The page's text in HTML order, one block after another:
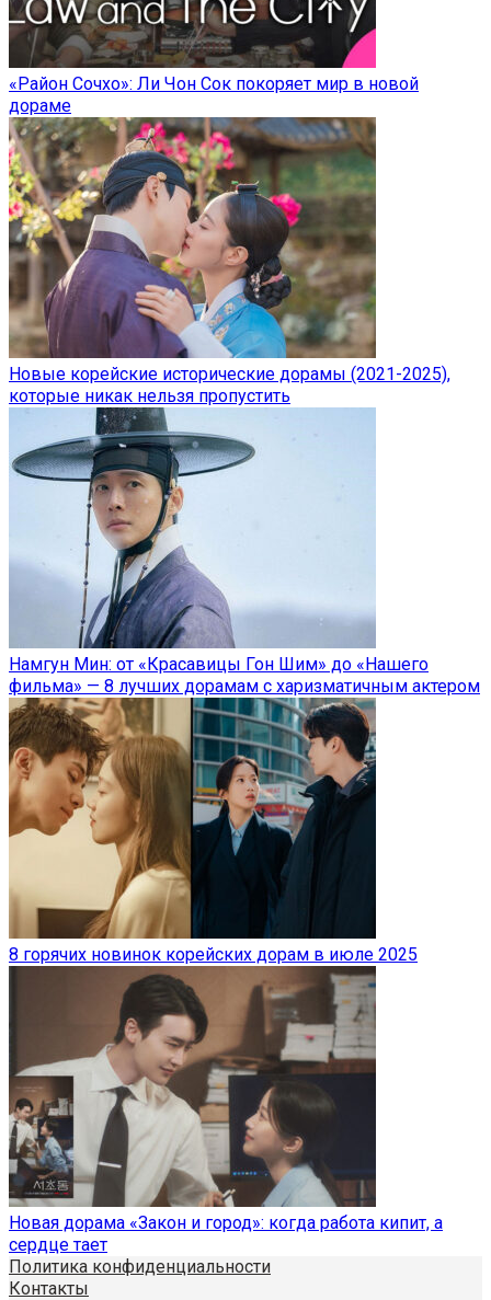
«Район Сочхо»: Ли Чон Сок покоряет мир в новой
дораме
Новые корейские исторические дорамы (2021-2025),
которые никак нельзя пропустить
Намгун Мин: от «Красавицы Гон Шим» до «Нашего
фильма» — 8 лучших дорамам с харизматичным актером
8 горячих новинок корейских дорам в июле 2025
Новая дорама «Закон и город»: когда работа кипит, а
сердце тает
Политика конфиденциальности
Контакты